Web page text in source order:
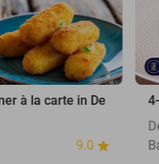
à la carte in De
9.0